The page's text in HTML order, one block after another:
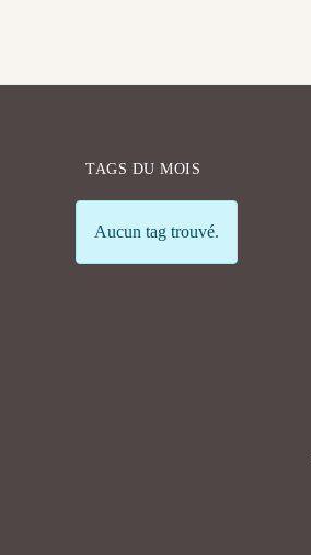
TAGS DU MOIS
Info
Aucun tag trouvé.